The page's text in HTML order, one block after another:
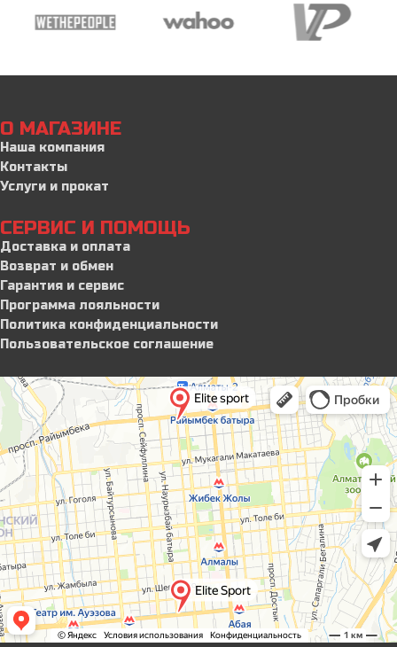
О МАГАЗИНЕ
Наша компания
Контакты
Услуги и прокат
СЕРВИС И ПОМОЩЬ
Доставка и оплата
Возврат и обмен
Гарантия и сервис
Программа лояльности
Политика конфиденциальности
Пользовательское соглашение